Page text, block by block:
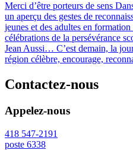
Merci d’être porteurs de sens
un aperçu des gestes de
jeunes et des adultes en
célébrations de la persévérance
Jean Aussi… C’est demain, la
région célèbre, encourage,
Contactez-nous
Appelez-nous
418 547-2191
poste 6338